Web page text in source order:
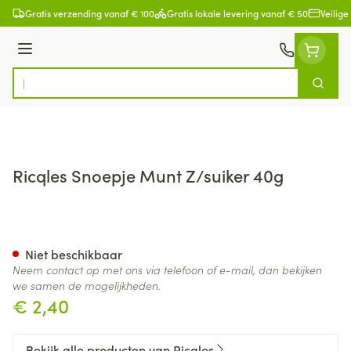
Ga naar de inhoud
Gratis verzending vanaf € 100 Gratis lokale levering vanaf € 50
Menu
Product, merk, categorie...
Zoek
Ricqles Snoepje Munt Z/suiker 40g
€ 2,40
Niet beschikbaar
Neem contact op met ons via telefoon of e-mail, dan bekijken
we samen de mogelijkheden.